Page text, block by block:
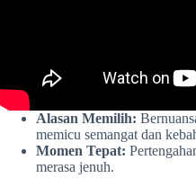
Alasan Memilih:
memicu semangat dan
Momen Tepat:
merasa jenuh.